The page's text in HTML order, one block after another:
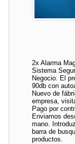
2x Alarma
Sistema
Negocio. El
90db con
Nuevo de
empresa,
Pago por
Enviamos
mano.
barra de
productos.